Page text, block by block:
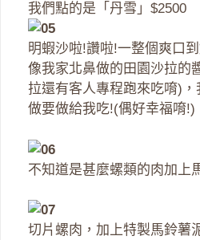
我們點的是「丹雪」$2500
明蝦沙啦!讚啦!一整個爽口
像我家北鼻做的田園沙拉的
拉還有客人專程跑來吃唷)
做要做給我吃!(偶好幸福唷!)
不知道是甚麼螺類的肉加上
切片螺肉，加上特製馬鈴薯